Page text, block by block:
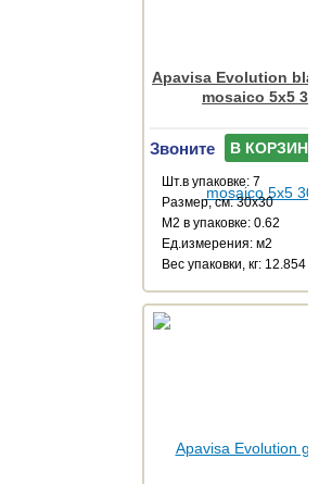
Apavisa Evolution
mosaico 5x5
Звоните В КОРЗИНУ
Шт.в упаковке: 7
Размер, см: 30x30
М2 в упаковке: 0.62
Ед.измерения: м2
Веc упаковки, кг: 12.854